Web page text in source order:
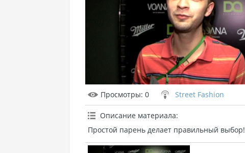
Просмотры: 0 Street Fashion
Описание материала:
Простой парень делает правильный выбор!